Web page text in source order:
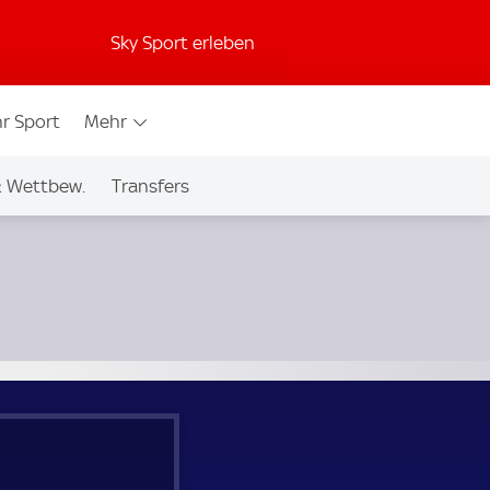
Sky Sport erleben
Sport Mehr
Wettbew. Transfers